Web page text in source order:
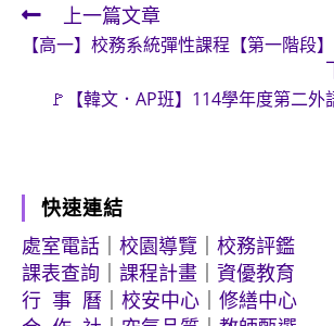
Read
more
articles
上一篇文章
【高一】校務系統彈性課程【第一階段
🚩【韓文．AP班】114學年度第二
快速連結
處室電話
校園導覽
校務評鑑
課表查詢
課程計畫
資優教育
行 事 曆
校安中心
修繕中心